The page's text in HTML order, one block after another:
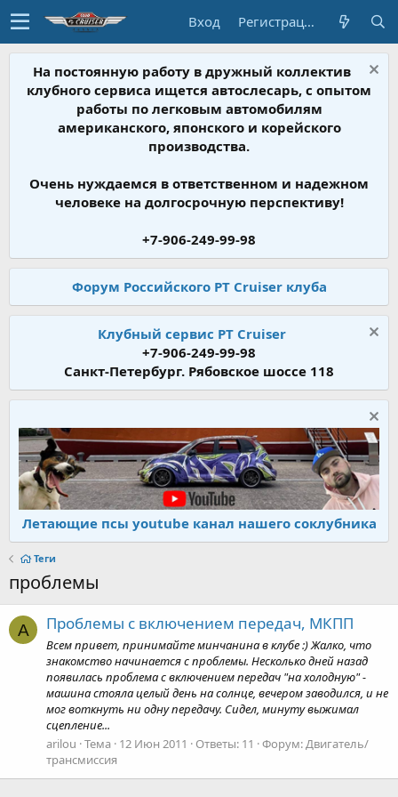
Вход Регистрация
На постоянную работу в дружный коллектив
клубного сервиса ищется автослесарь, с опытом
работы по легковым автомобилям
американского, японского и корейского
производства.
Очень нуждаемся в ответственном и надежном
человеке на долгосрочную перспективу!
+7-906-249-99-98
Форум Российского PT Cruiser клуба
Клубный сервис PT Cruiser
+7-906-249-99-98
Санкт-Петербург. Рябовское шоссе 118
Летающие псы youtube канал нашего соклубника
Теги
проблемы
A Проблемы с включением передач, МКПП
Всем привет, принимайте минчанина в клубе :) Жалко, что
знакомство начинается с проблемы. Несколько дней назад
появилась проблема с включением передач "на холодную" -
машина стояла целый день на солнце, вечером заводился, и не
мог воткнуть ни одну передачу. Сидел, минуту выжимал
сцепление...
arilou Тема 12 Июн 2011 Ответы: 11 Форум:Двигатель/
трансмиссия